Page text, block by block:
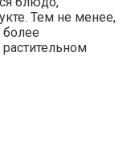
Тем не менее,
более